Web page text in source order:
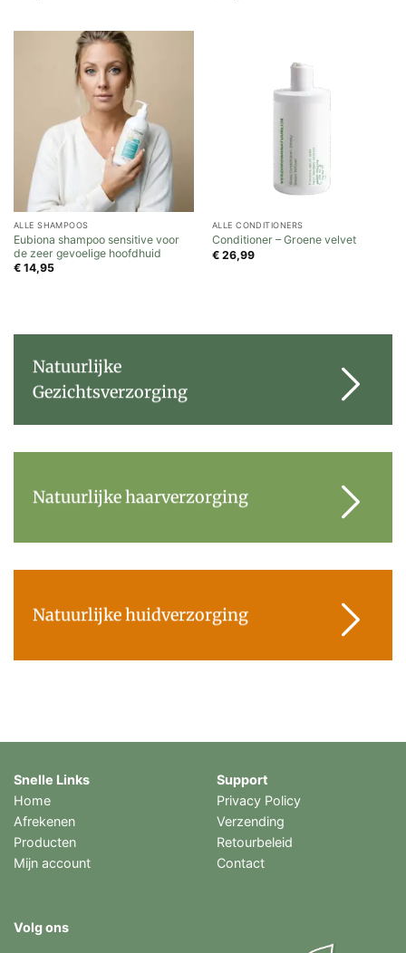
ALLE SHAMPOOS
Eubiona shampoo sensitive voor
de zeer gevoelige hoofdhuid
€14,95
ALLE CONDITIONERS
Conditioner – Groene velvet
€26,99
Natuurlijke
Gezichtsverzorging
Natuurlijke haarverzorging
Natuurlijke huidverzorging
Snelle Links
Home
Afrekenen
Producten
Mijn account
Support
Privacy Policy
Verzending
Retourbeleid
Contact
Volg ons